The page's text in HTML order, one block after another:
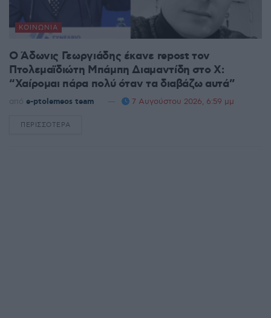
ΚΟΙΝΩΝΊΑ
Ο Άδωνις Γεωργιάδης έκανε repost τον
Πτολεμαϊδιώτη Μπάμπη Διαμαντίδη στο X:
“Χαίρομαι πάρα πολύ όταν τα διαβάζω αυτά”
από e-ptolemeos team 7 Αυγούστου 2026, 6:59 μμ
ΠΕΡΙΣΣΌΤΕΡΑ